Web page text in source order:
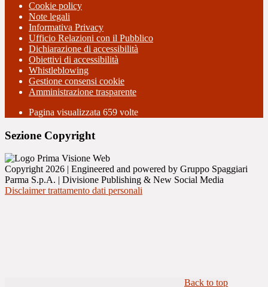
Cookie policy
Note legali
Informativa Privacy
Ufficio Relazioni con il Pubblico
Dichiarazione di accessibilità
Obiettivi di accessibilità
Whistleblowing
Gestione consensi cookie
Amministrazione trasparente
Pagina visualizzata 659 volte
Sezione Copyright
Copyright 2026 | Engineered and powered by Gruppo Spaggiari
Parma S.p.A. | Divisione Publishing & New Social Media
Disclaimer trattamento dati personali
Back to top